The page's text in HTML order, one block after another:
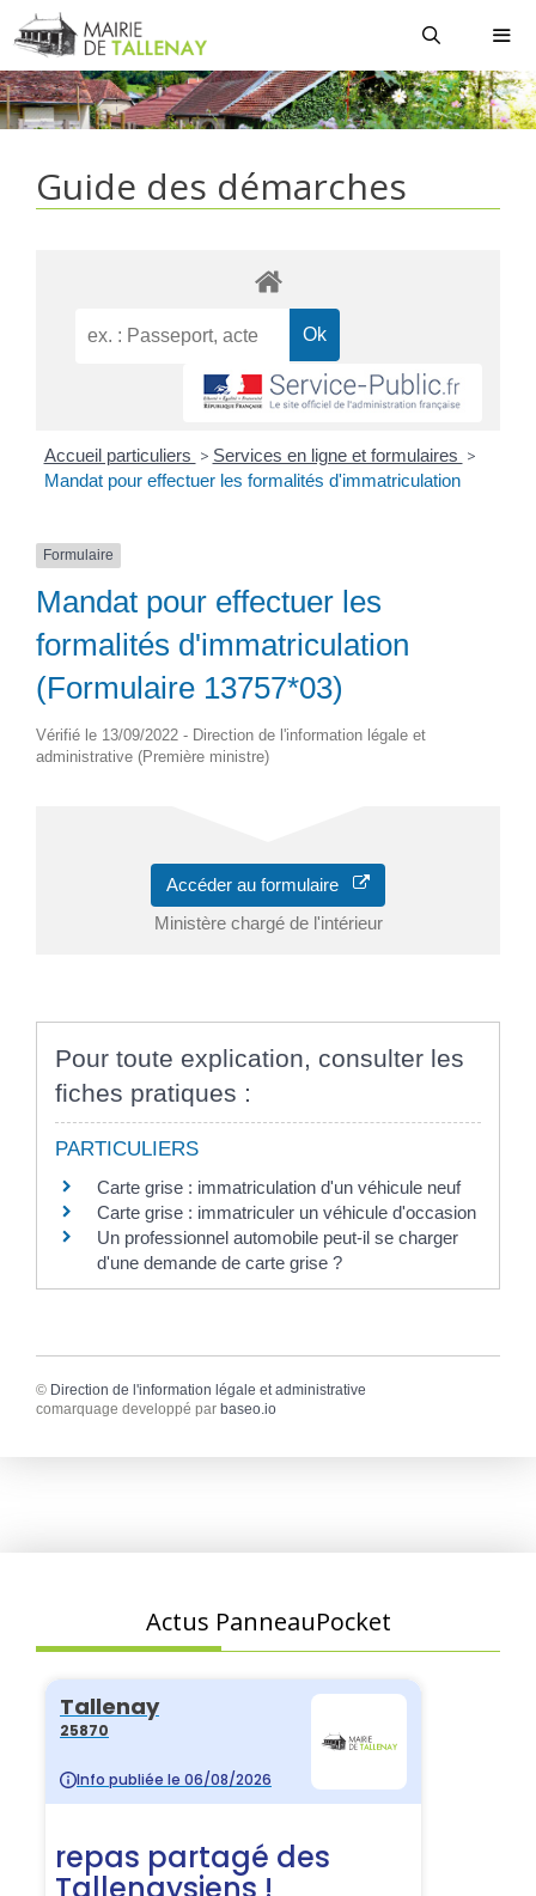
Aller
au
contenu
Guide des démarches
Accueil particuliers > Services en ligne et formulaires >
Mandat pour effectuer les formalités d'immatriculation
Formulaire
Mandat pour effectuer les
formalités d'immatriculation
(Formulaire 13757*03)
Vérifié le 13/09/2022 - Direction de l'information légale et
administrative (Première ministre)
Accéder au formulaire
Ministère chargé de l'intérieur
Pour toute explication, consulter les
fiches pratiques :
PARTICULIERS
Carte grise : immatriculation d'un véhicule neuf
Carte grise : immatriculer un véhicule d'occasion
Un professionnel automobile peut-il se charger
d'une demande de carte grise ?
© Direction de l'information légale et administrative
comarquage developpé par baseo.io
Actus PanneauPocket